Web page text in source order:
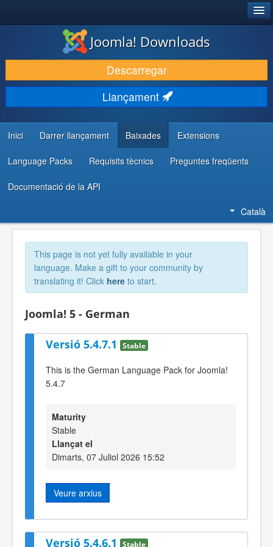
DESCARREGA & AMPLIA
DESCOBRIR & APRENDRE
COMUNITAT & SUPORT
RECURSOS PER DESENVOLUPADORS/ES
Joomla! Downloads
Descarregar
Llançament
Inici Darrer llançament Baixades Extensions
Language Packs Requisits tècnics Preguntes freqüents
Documentació de la API
Català
This page is not yet fully available in your
language. Make a gift to your community by
translating it! Click here to start.
Joomla! 5 - German
Versió 5.4.7.1 Stable
This is the German Language Pack for Joomla!
5.4.7
Maturity
Stable
Llançat el
Dimarts, 07 Juliol 2026 15:52
Veure arxius
Versió 5.4.6.1 Stable